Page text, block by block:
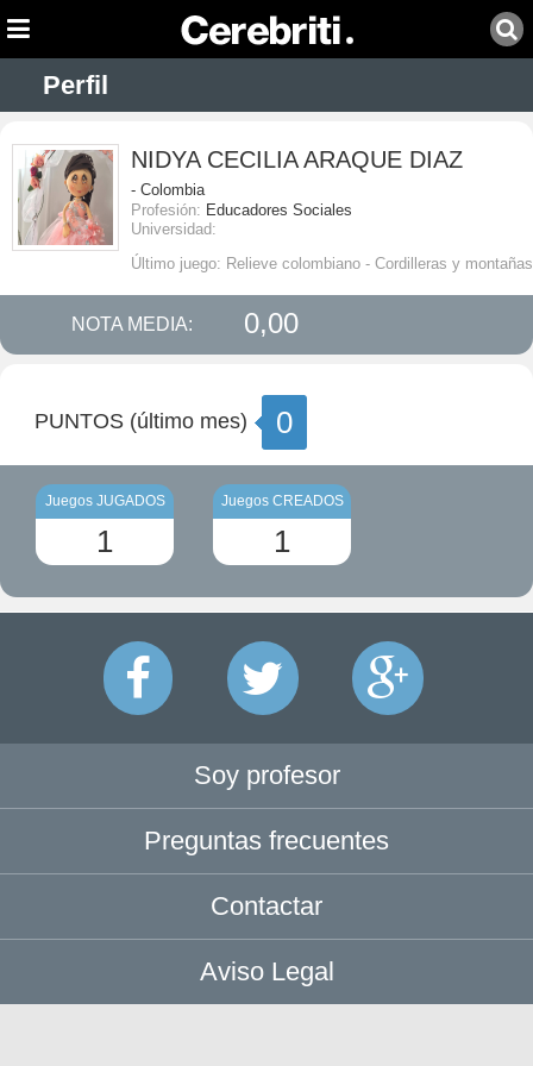
Perfil
NIDYA CECILIA ARAQUE DIAZ
- Colombia
Profesión: Educadores Sociales
Universidad:
Último juego: Relieve colombiano - Cordilleras y montañas
NOTA MEDIA: 0,00
PUNTOS (último mes) 0
Juegos JUGADOS
1
Juegos CREADOS
1
Soy profesor
Preguntas frecuentes
Contactar
Aviso Legal